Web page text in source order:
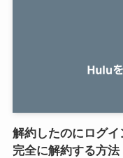
解約したのにログ
完全に解約する方法